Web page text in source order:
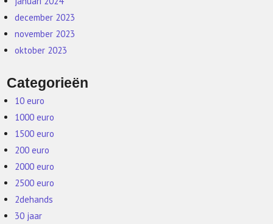
december 2023
november 2023
oktober 2023
Categorieën
10 euro
1000 euro
1500 euro
200 euro
2000 euro
2500 euro
2dehands
30 jaar